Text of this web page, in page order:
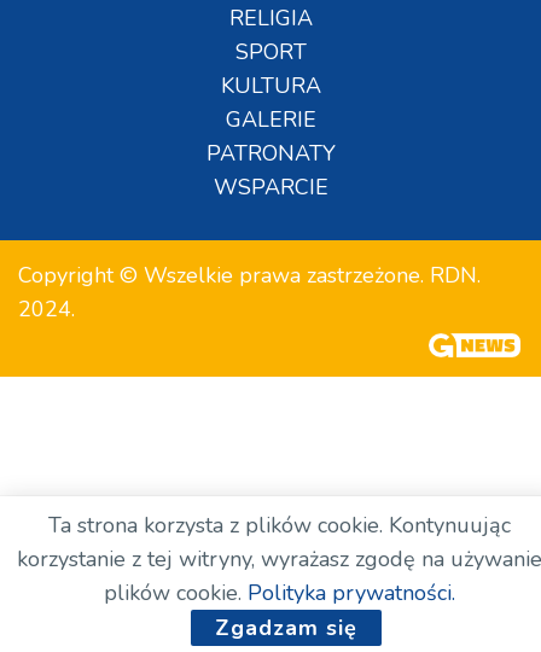
RELIGIA
SPORT
KULTURA
GALERIE
PATRONATY
WSPARCIE
Copyright © Wszelkie prawa zastrzeżone. RDN.
2024.
Ta strona korzysta z plików cookie. Kontynuując
korzystanie z tej witryny, wyrażasz zgodę na używanie
plików cookie. Polityka prywatności.
Zgadzam się